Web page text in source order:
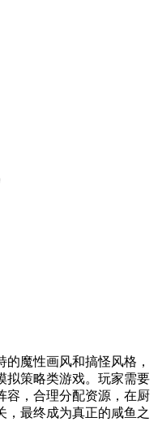
的魔性画风和搞怪风格，
拟策略类游戏。玩家需要
容，合理分配资源，在厨
，最终成为真正的咸鱼之